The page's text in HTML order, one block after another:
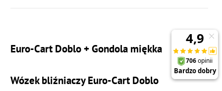
Euro-Cart Doblo + Gondola miękka
Wózek bliźniaczy Euro-Cart Doblo